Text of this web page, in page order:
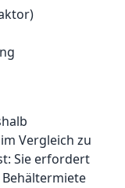
Vergleich zu
Sie erfordert